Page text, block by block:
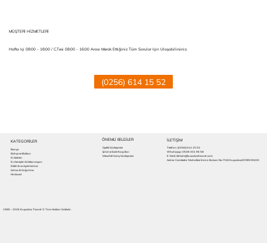
Hafta Içi 08:00 - 18:00 / C.tesi 08:00 - 16:00 Arası Merak Ettiğiniz Tüm Sorular Için Ulaşabilirsiniz.
MÜŞTERİ HİZMETLERİ
(0256) 614 15 52
KATEGORİLER
Banyo
Bahçe ve Balkon
El Aletleri
Ev Gereçleri & Dekorasyon
Elektrik ve Aydınlatma
Isıtma & Soğutma
Hırdavat
ÖNEMLİ BİLGİLER
Üyelik Sözleşmesi
İptal ve İade Koşulları
Mesafeli Satış Sözleşmesi
İLETIŞİM
Telefon: (0256) 614 15 52
Whatsapp: 0538 301 96 58
E-Mail: iletisim@kusadasiticaret.com
Adres: Camikebir Mahallesi İnönü Bulvarı No:70/A Kuşadası/AYDIN 09400
1985 - 2026 Kuşadası Ticaret © Tüm Hakları Saklıdır.